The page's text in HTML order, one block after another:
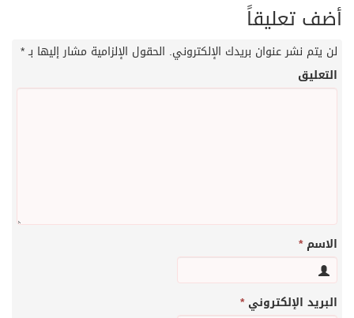
أضف تعليقاً
لن يتم نشر عنوان بريدك الإلكتروني. الحقول الإلزامية مشار إليها بـ*
التعليق
الاسم*
البريد الإلكتروني*